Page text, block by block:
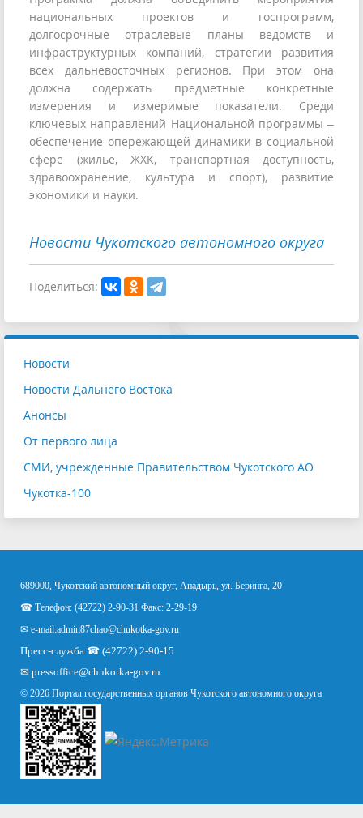
национальных проектов и госпрограмм,
долгосрочные отраслевые планы ведомств и
инфраструктурных компаний, стратегии развития
всех дальневосточных регионов. При этом она
должна содержать предметные конкретные
измерения и измеримые показатели. Среди
ключевых направлений Национальной программы –
обеспечение опережающей динамики в социальной
сфере (жилье, ЖХК, транспортная доступность,
здравоохранение, культура и спорт), развитие
экономики и науки.
Новости Чукотского автономного округа
Поделиться:
Новости
Новости Дальнего Востока
Анонсы
От первого лица
СМИ, учрежденные Правительством Чукотского АО
Чукотка-100
689000, Чукотский автономный округ, Анадырь, ул. Беринга, 20
☎ Телефон: (42722) 2-90-31 Факс: 2-29-19
✉ e-mail:admin87chao@chukotka-gov.ru
Пресс-служба ☎ (42722) 2-90-15
✉ pressoffice@chukotka-gov.ru
© 2026 Портал государственных органов Чукотского автономного округа